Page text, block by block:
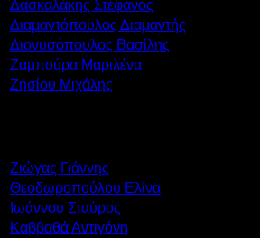
Δασκαλάκης Στέφανος
Διαμαντόπουλος Διαμαντής
Διονυσόπουλος Βασίλης
Ζαμπούρα Μαριλένα
Ζησίου Μιχάλης
Ζιώγας Γιάννης
Θεοδωροπούλου Ελίνα
Ιωάννου Σταύρος
Καββαθά Αντιγόνη